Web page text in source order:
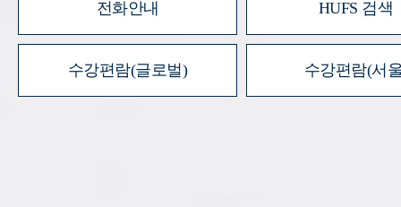
전화안내 HUFS 검색
수강편람(글로벌) 수강편람(서